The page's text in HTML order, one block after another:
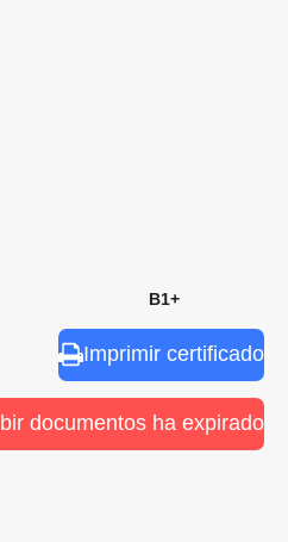
final B1+
Imprimir certificado
documentos ha expirado